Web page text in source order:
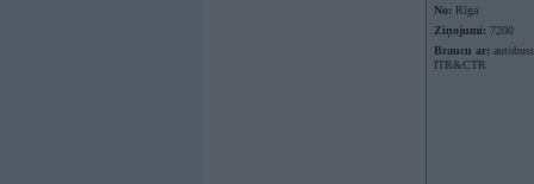
No: Rīga
Ziņojumi: 7200
Braucu ar:
ITR&CTR